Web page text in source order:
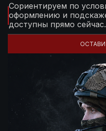
Сориентируем по
оформлению и
доступны прямо сейчас.